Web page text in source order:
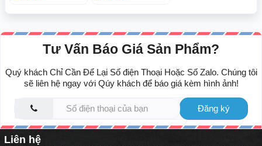
Tư Vấn Báo Giá Sản Phẩm?
Quý khách Chỉ Cần Để Lại Số điện Thoại Hoặc Số Zalo. Chúng tôi
sẽ liên hệ ngay với Qúy khách để báo giá kèm hình ảnh!
Đăng ký
Liên hệ